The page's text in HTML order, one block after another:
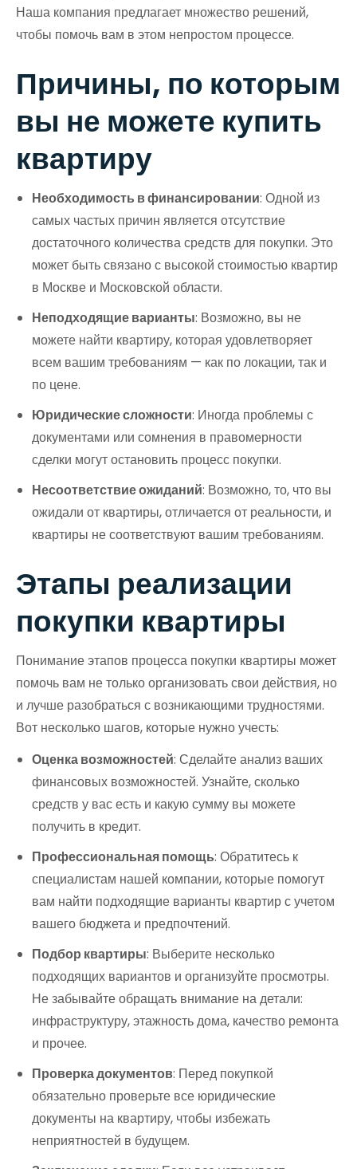
Наша компания предлагает множество решений,
чтобы помочь вам в этом непростом процессе.
Причины, по которым
вы не можете купить
квартиру
Необходимость в финансировании: Одной из
самых частых причин является отсутствие
достаточного количества средств для покупки. Это
может быть связано с высокой стоимостью квартир
в Москве и Московской области.
Неподходящие варианты: Возможно, вы не
можете найти квартиру, которая удовлетворяет
всем вашим требованиям — как по локации, так и
по цене.
Юридические сложности: Иногда проблемы с
документами или сомнения в правомерности
сделки могут остановить процесс покупки.
Несоответствие ожиданий: Возможно, то, что вы
ожидали от квартиры, отличается от реальности, и
квартиры не соответствуют вашим требованиям.
Этапы реализации
покупки квартиры
Понимание этапов процесса покупки квартиры может
помочь вам не только организовать свои действия, но
и лучше разобраться с возникающими трудностями.
Вот несколько шагов, которые нужно учесть:
Оценка возможностей: Сделайте анализ ваших
финансовых возможностей. Узнайте, сколько
средств у вас есть и какую сумму вы можете
получить в кредит.
Профессиональная помощь: Обратитесь к
специалистам нашей компании, которые помогут
вам найти подходящие варианты квартир с учетом
вашего бюджета и предпочтений.
Подбор квартиры: Выберите несколько
подходящих вариантов и организуйте просмотры.
Не забывайте обращать внимание на детали:
инфраструктуру, этажность дома, качество ремонта
и прочее.
Проверка документов: Перед покупкой
обязательно проверьте все юридические
документы на квартиру, чтобы избежать
неприятностей в будущем.